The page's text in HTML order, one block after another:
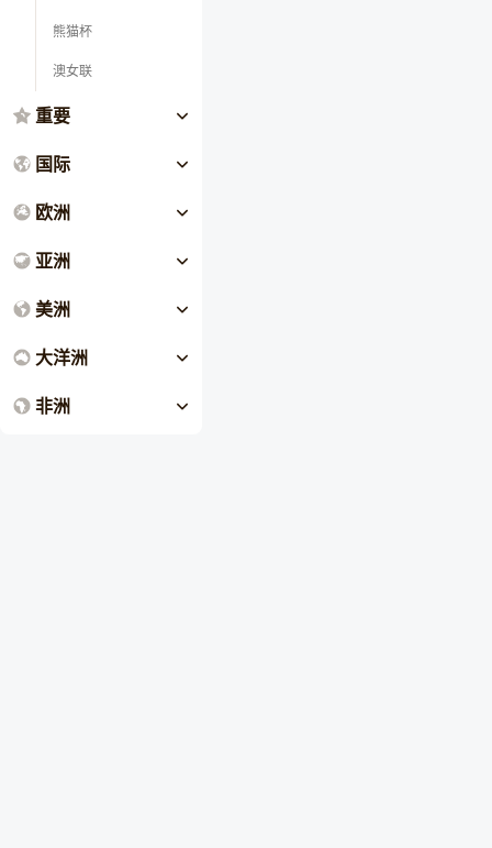
熊猫杯
澳女联
重要
国际
欧洲
亚洲
美洲
大洋洲
非洲